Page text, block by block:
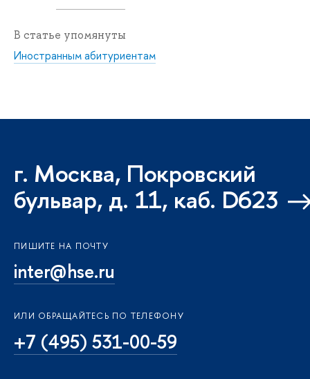
В статье упомянуты
Иностранным абитуриентам
г. Москва, Покровский
бульвар, д. 11, каб. D623
ПИШИТЕ НА ПОЧТУ
inter@hse.ru
ИЛИ ОБРАЩАЙТЕСЬ ПО ТЕЛЕФОНУ
+7 (495) 531-00-59